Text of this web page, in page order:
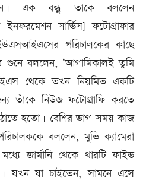
এক বন্ধু তাকে বললেন
সার্ভিস] ফটোগ্রাফার
পরিচালকের কাছে
শুনে বললেন, ‘আগামিকালই তুমি
থেকে তখন নিয়মিত একটি
তাঁকে নিউজ ফটোগ্রাফি করতে
হতো। বেশির ভাগ সময় কাজ
বললেন, মুভি ক্যামেরা
জার্মানি থেকে থারটি ফাইভ
যখন যা চাইতেন, সামনে এসে